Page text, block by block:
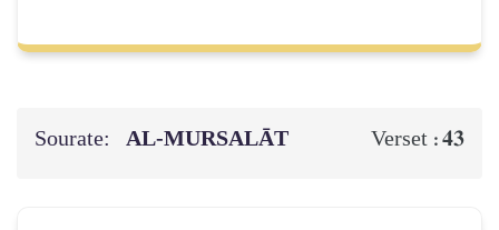
Sourate: AL‑MURSALĀT Verset :43